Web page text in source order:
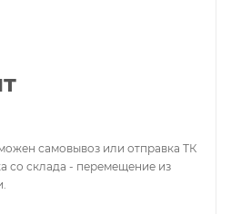
самовывоз или отправка ТК
со склада - перемещение из